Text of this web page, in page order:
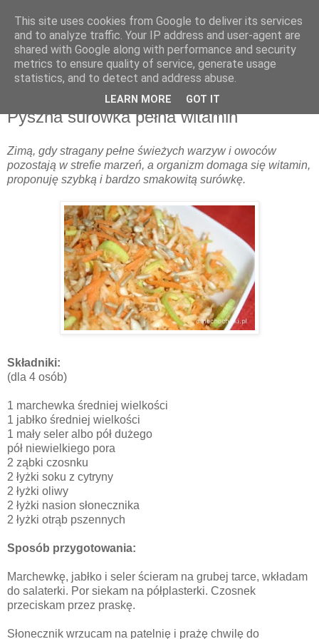
czwartek, 12 listopada 2009
Pyszna surówka pełna witamin
Zimą, gdy stragany pełne świeżych warzyw i owoców
pozostają w strefie marzeń, a organizm domaga się witamin,
proponuję szybką i bardzo smakowitą surówkę.
Składniki:
(dla 4 osób)
1 marchewka średniej wielkości
1 jabłko średniej wielkości
1 mały seler albo pół dużego
pół niewielkiego pora
2 ząbki czosnku
2 łyżki soku z cytryny
2 łyżki oliwy
2 łyżki nasion słonecznika
2 łyżki otrąb pszennych
Sposób przygotowania:
Marchewkę, jabłko i seler ścieram na grubej tarce, wkładam
do salaterki. Por siekam na półplasterki. Czosnek
przeciskam przez praskę.
Słonecznik wrzucam na patelnię i prażę chwilę do
This site uses cookies from Google to deliver its services
and to analyze traffic. Your IP address and user-agent are
shared with Google along with performance and security
metrics to ensure quality of service, generate usage
statistics, and to detect and address abuse.
LEARN MORE GOT IT